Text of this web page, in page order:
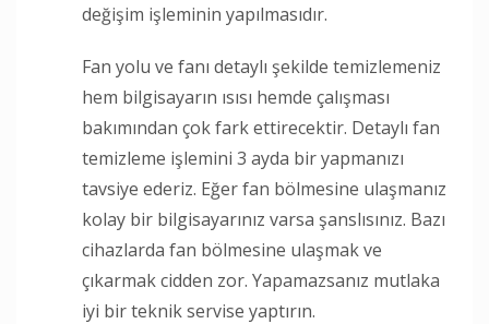
değişim işleminin yapılmasıdır.
Fan yolu ve fanı detaylı şekilde temizlemeniz
hem bilgisayarın ısısı hemde çalışması
bakımından çok fark ettirecektir. Detaylı fan
temizleme işlemini 3 ayda bir yapmanızı
tavsiye ederiz. Eğer fan bölmesine ulaşmanız
kolay bir bilgisayarınız varsa şanslısınız. Bazı
cihazlarda fan bölmesine ulaşmak ve
çıkarmak cidden zor. Yapamazsanız mutlaka
iyi bir teknik servise yaptırın.